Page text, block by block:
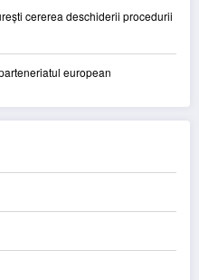
cererea deschiderii procedurii
european